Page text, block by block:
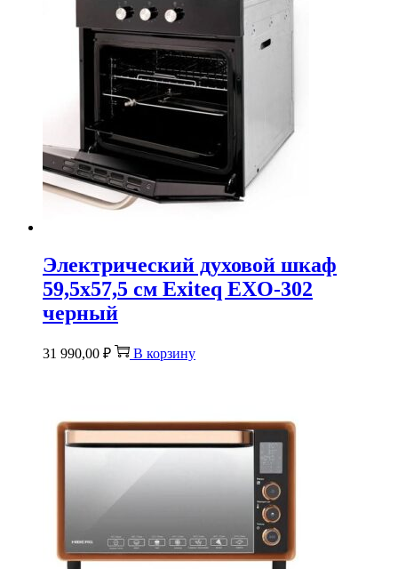
Электрический духовой шкаф
59,5х57,5 см Exiteq EXO-302
черный
31 990,00 ₽ В корзину